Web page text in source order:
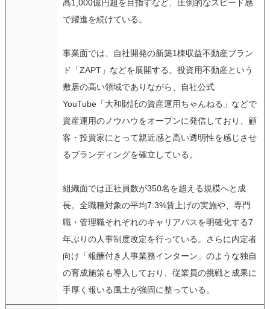
高1,000億円超を目指すなど、圧倒的なスピード感
で躍進を続けている。
事業面では、自社開発の新築1棟収益不動産ブラン
ド「ZAPT」などを展開する。投資用不動産という
敷居の高い領域でありながら、自社公式
YouTube「大和財託の資産運用ちゃんねる」などで
資産運用のノウハウをオープンに発信しており、顧
客・投資家にとって親近感と高い透明性を感じさせ
るブランディングを確立している。
組織面では正社員数が350名を超える規模へと成
長。全職種対象の平均7.3%賃上げの実施や、専門
職・管理職それぞれのキャリアパスを明確化する7
年ぶりの人事制度改定を行っている。さらに内定者
向け「報酬付き人事業務インターン」のような独自
の育成施策も導入しており、従業員の挑戦と成果に
手厚く報いる風土が強固に整っている。